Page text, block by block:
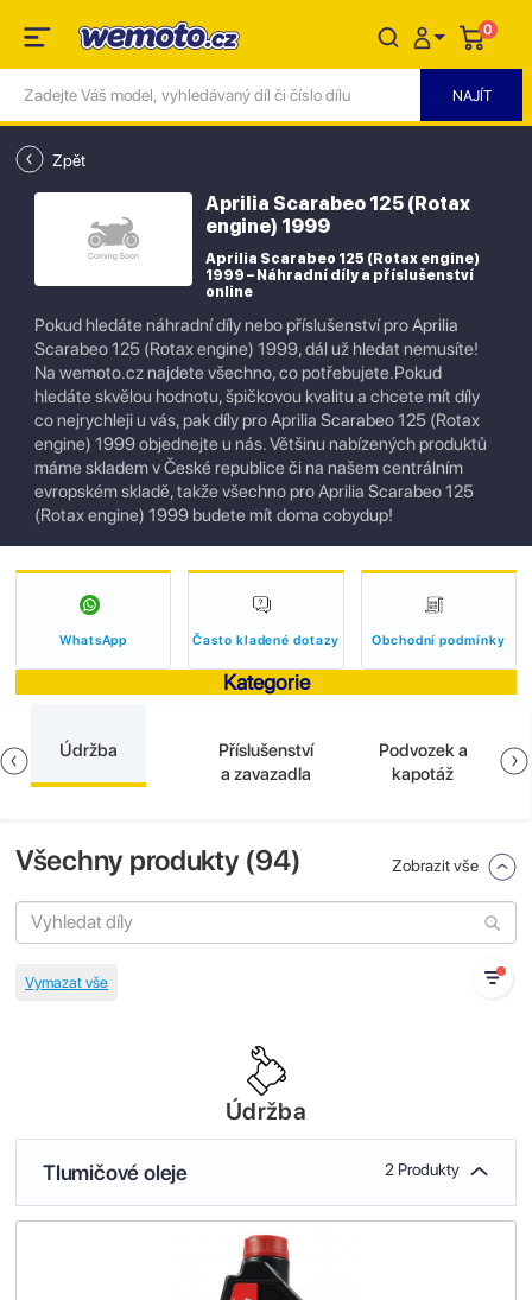
0
Zpět
Aprilia Scarabeo 125 (Rotax
engine) 1999
Aprilia Scarabeo 125 (Rotax engine)
1999 – Náhradní díly a příslušenství
online
Pokud hledáte náhradní díly nebo příslušenství pro Aprilia
Scarabeo 125 (Rotax engine) 1999, dál už hledat nemusíte!
Na wemoto.cz najdete všechno, co potřebujete.Pokud
hledáte skvělou hodnotu, špičkovou kvalitu a chcete mít díly
co nejrychleji u vás, pak díly pro Aprilia Scarabeo 125 (Rotax
engine) 1999 objednejte u nás. Většinu nabízených produktů
máme skladem v České republice či na našem centrálním
evropském skladě, takže všechno pro Aprilia Scarabeo 125
(Rotax engine) 1999 budete mít doma cobydup!
WhatsApp Často kladené dotazy Obchodní podmínky
Kategorie
Údržba
Příslušenství
a zavazadla
Podvozek a
kapotáž
Všechny produkty (94) Zobrazit vše
Údržba
Tlumičové oleje 2 Produkty